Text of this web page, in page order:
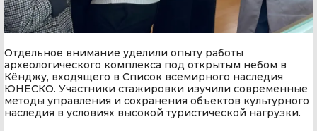
Отдельное внимание уделили опыту работы
археологического комплекса под открытым небом в
Кёнджу, входящего в Список всемирного наследия
ЮНЕСКО. Участники стажировки изучили современные
методы управления и сохранения объектов культурного
наследия в условиях высокой туристической нагрузки.